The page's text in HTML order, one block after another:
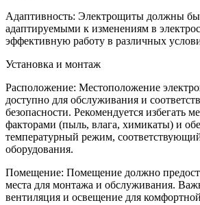
Адаптивность: Электрощиты должны
адаптируемыми к изменениям в
эффективную работу в различных
Установка и монтаж
Расположение: Местоположение
доступно для обслуживания и
безопасности. Рекомендуется избегать
факторами (пыль, влага, химикаты) и
температурный режим,
оборудования.
Помещение: Помещение должно
места для монтажа и обслуживания.
вентиляция и освещение для